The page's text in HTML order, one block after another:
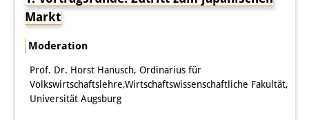
その他のイベント
出版物
出版活動の概要
Contemporary Japan
Markt
Moderation
Prof. Dr. Horst Hanusch, Ordinarius für
Volkswirtschaftslehre,Wirtschaftswissenschaftliche Fakultät,
Universität Augsburg